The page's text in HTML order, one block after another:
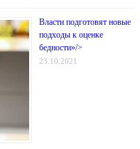
Власти подготовят новые
подходы к оценке
бедности»/>
23.10.2021